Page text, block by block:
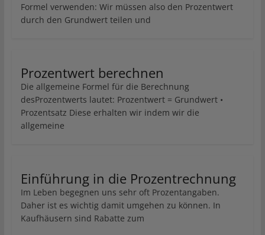
Formel verwenden: Wir müssen also den Prozentwert
durch den Grundwert teilen und
Prozentwert berechnen
Die allgemeine Formel für die Berechnung
desProzentwerts lautet: Prozentwert = Grundwert •
Prozentsatz Diese erhalten wir indem wir die
allgemeine
Einführung in die Prozentrechnung
Im Leben begegnen uns sehr oft Prozentangaben.
Daher ist es wichtig damit umgehen zu können. In
Kaufhäusern sind Rabatte zum